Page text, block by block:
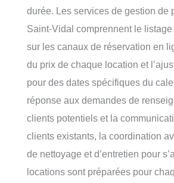
durée. Les services de gestion de
Saint-Vidal comprennent le
sur les canaux de réservation en
du prix de chaque location et
pour des dates spécifiques du
réponse aux demandes de
clients potentiels et la
clients existants, la coordination
de nettoyage et d’entretien pour
locations sont préparées pour